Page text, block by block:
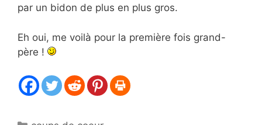
par un bidon de plus en plus gros.
Eh oui, me voilà pour la première fois grand-
père !